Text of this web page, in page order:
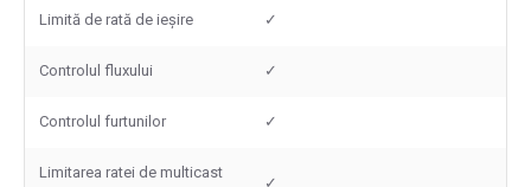
Limită de rată de ieșire ✓
Controlul fluxului ✓
Controlul furtunilor ✓
Limitarea ratei de multicast
✓